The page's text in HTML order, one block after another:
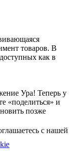
товаров. В
как в
Ура! Теперь у
«поделиться» и
позже
с нашей